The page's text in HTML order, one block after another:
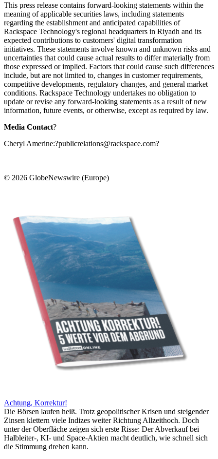
This press release contains forward-looking statements within the
meaning of applicable securities laws, including statements
regarding the establishment and anticipated capabilities of
Rackspace Technology's regional headquarters in Riyadh and its
expected contributions to customers' digital transformation
initiatives. These statements involve known and unknown risks and
uncertainties that could cause actual results to differ materially from
those expressed or implied. Factors that could cause such differences
include, but are not limited to, changes in customer requirements,
competitive developments, regulatory changes, and general market
conditions. Rackspace Technology undertakes no obligation to
update or revise any forward-looking statements as a result of new
information, future events, or otherwise, except as required by law.
Media Contact?
Cheryl Amerine:?publicrelations@rackspace.com?
© 2026 GlobeNewswire (Europe)
Achtung, Korrektur!
Die Börsen laufen heiß. Trotz geopolitischer Krisen und steigender
Zinsen klettern viele Indizes weiter Richtung Allzeithoch. Doch
unter der Oberfläche zeigen sich erste Risse: Der Abverkauf bei
Halbleiter-, KI- und Space-Aktien macht deutlich, wie schnell sich
die Stimmung drehen kann.